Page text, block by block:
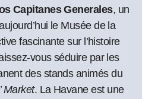
Capitanes Generales, un
le Musée de la
fascinante sur l’histoire
vous séduire par les
des stands animés du
Market. La Havane est une